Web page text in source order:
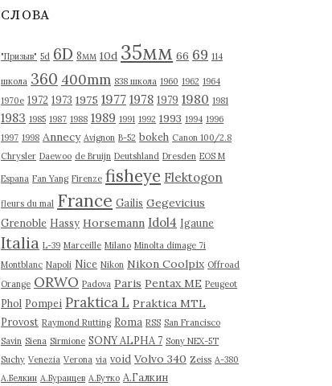
в
СЛОВА
"Призыв" 5d 6D 8мм 10d 35мм 66 69 114
школа 360 400mm 838 школа 1960 1962 1964
1970е 1972 1973 1975 1977 1978 1979 1980 1981
1983 1985 1987 1988 1989 1991 1992 1993 1994 1996
1997 1998 Annecy Avignon B-52 bokeh Canon 100/2.8
Chrysler Daewoo de Bruijn Deutshland Dresden EOS M
Espana Fan Yang Firenze fisheye Flektogon
fleurs du mal France Gailis Gegevicius
Grenoble Hassy Horsemann Idol4 Igaune
Italia L-39 Marceille Milano Minolta dimage 7i
Montblanc Napoli Nice Nikon Nikon Coolpix Offroad
Orange ORWO Padova Paris Pentax ME Peugeot
Phol Pompei Praktica L Praktica MTL
Provost Raymond Rutting Roma RSS San Francisco
Savin Siena Sirmione SONY ALPHA 7 Sony NEX-5T
Suchy Venezia Verona via void Volvo 340 Zeiss А-380
А.Белкин А.Буранцев А.Бутко А.Галкин